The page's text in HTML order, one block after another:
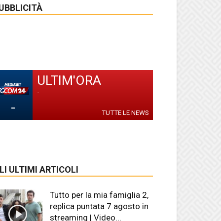
-
ULTIM'ORA
-
TUTTE LE NEWS
ULTIMI ARTICOLI
Tutto per la mia famiglia 2,
replica puntata 7 agosto in
streaming | Video...